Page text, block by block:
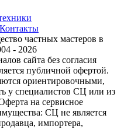
Контакты
частных мастеров в
- 2026
сайта без согласия
публичной офертой.
ориентировочными,
у специалистов СЦ или из
на сервисное
СЦ не является
импортера,